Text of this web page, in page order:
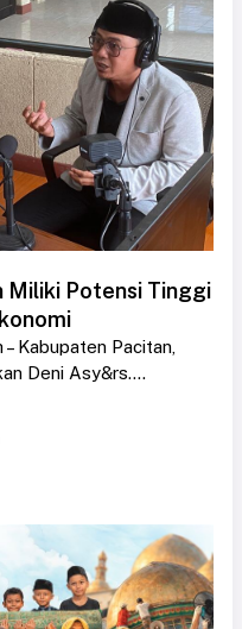
Miliki Potensi Tinggi
Kabupaten Pacitan,
Deni Asy&rs....